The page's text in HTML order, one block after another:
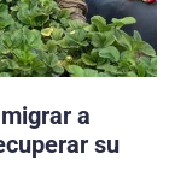
a
su